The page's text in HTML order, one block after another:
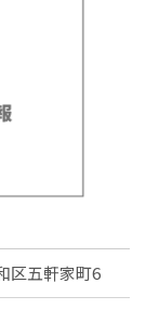
区五軒家町6